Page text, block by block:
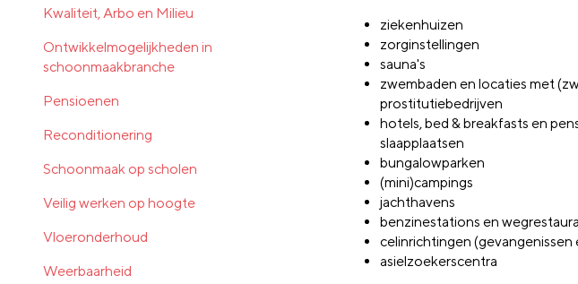
ziekenhuizen
zorginstellingen
sauna's
zwembaden en locaties met
prostitutiebedrijven
hotels, bed & breakfasts en
slaapplaatsen
bungalowparken
(mini)campings
jachthavens
benzinestations en
celinrichtingen (gevangenissen
asielzoekerscentra
Kwaliteit, Arbo en Milieu
Ontwikkelmogelijkheden in
schoonmaakbranche
Pensioenen
Reconditionering
Schoonmaak op scholen
Veilig werken op hoogte
Vloeronderhoud
Weerbaarheid